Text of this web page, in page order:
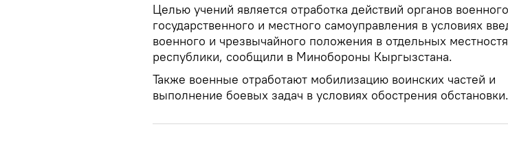
Целью учений является отработка действий органов
государственного и местного самоуправления в условиях
военного и чрезвычайного положения в отдельных
республики, сообщили в Минобороны Кыргызстана.
Также военные отработают мобилизацию воинских частей и
выполнение боевых задач в условиях обострения обстановки.